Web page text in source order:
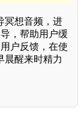
冥想音频，进
，帮助用户缓
户反馈，在使
晨醒来时精力